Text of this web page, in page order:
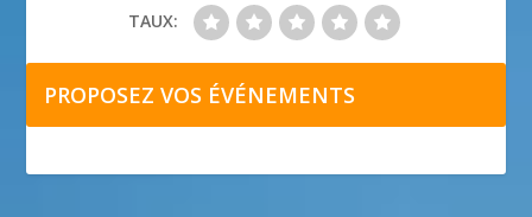
TAUX:
PROPOSEZ VOS ÉVÉNEMENTS